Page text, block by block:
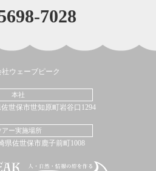
7028
ウェーブピーク
本社
佐世保市世知原町岩谷口1294
アー実施場所
県佐世保市鹿子前町1008